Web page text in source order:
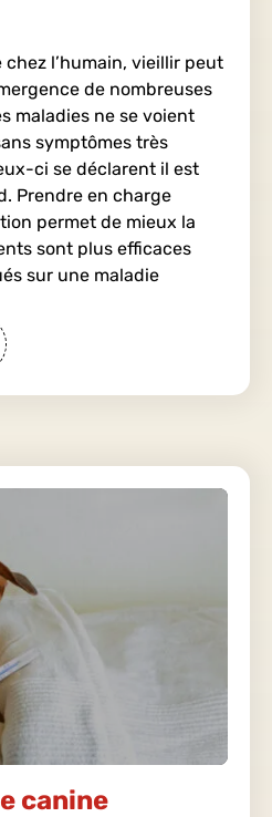
chez l’humain, vieillir peut
de nombreuses
maladies ne se voient
symptômes très
ci se déclarent il est
Prendre en charge
permet de mieux la
sont plus efficaces
sur une maladie
canine